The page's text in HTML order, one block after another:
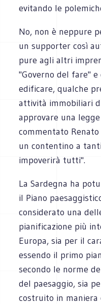
evitando le
No, non è neppure
un supporter così
pure agli altri
"Governo del fare" e
edificare, qualche
attività immobiliari
approvare una
commentato
un contentino a
impoverirà tutti".
La Sardegna ha
il Piano
considerato una
pianificazione più
Europa, sia per il
essendo il primo
secondo le norme
del paesaggio, sia
costruito in maniera